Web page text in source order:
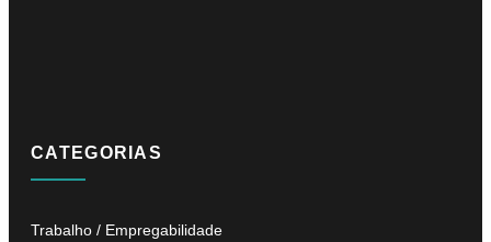
CATEGORIAS
Trabalho / Empregabilidade